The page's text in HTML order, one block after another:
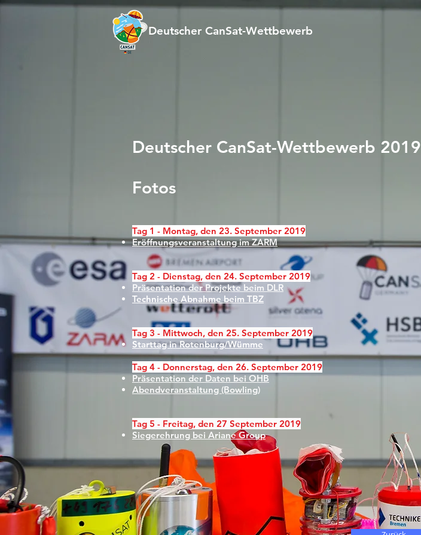
Deutscher CanSat-Wettbewerb
Deutscher CanSat-Wettbewerb 2019
Fotos
Tag 1 - Montag, den 23. September 2019
Eröffnungsveranstaltung im ZARM
Tag 2 - Dienstag, den 24. September 2019
Präsentation der Projekte beim DLR
Technische Abnahme beim TBZ
Tag 3 - Mittwoch, den 25. September 2019
Starttag in Rotenburg/Wümme
Tag 4 - Donnerstag, den 26. September 2019
Präsentation der Daten bei OHB
Abendveranstaltung (Bowling)
Tag 5 - Freitag, den 27 September 2019
Siegerehrung bei Ariane Group